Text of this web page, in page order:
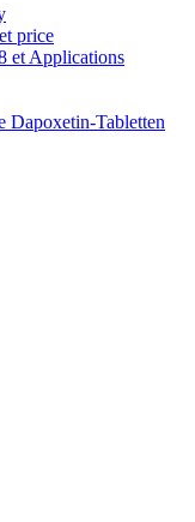
price
et Applications
Dapoxetin-Tabletten